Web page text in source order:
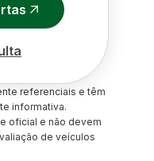
referenciais e têm
informativa.
oficial e não devem
de veículos